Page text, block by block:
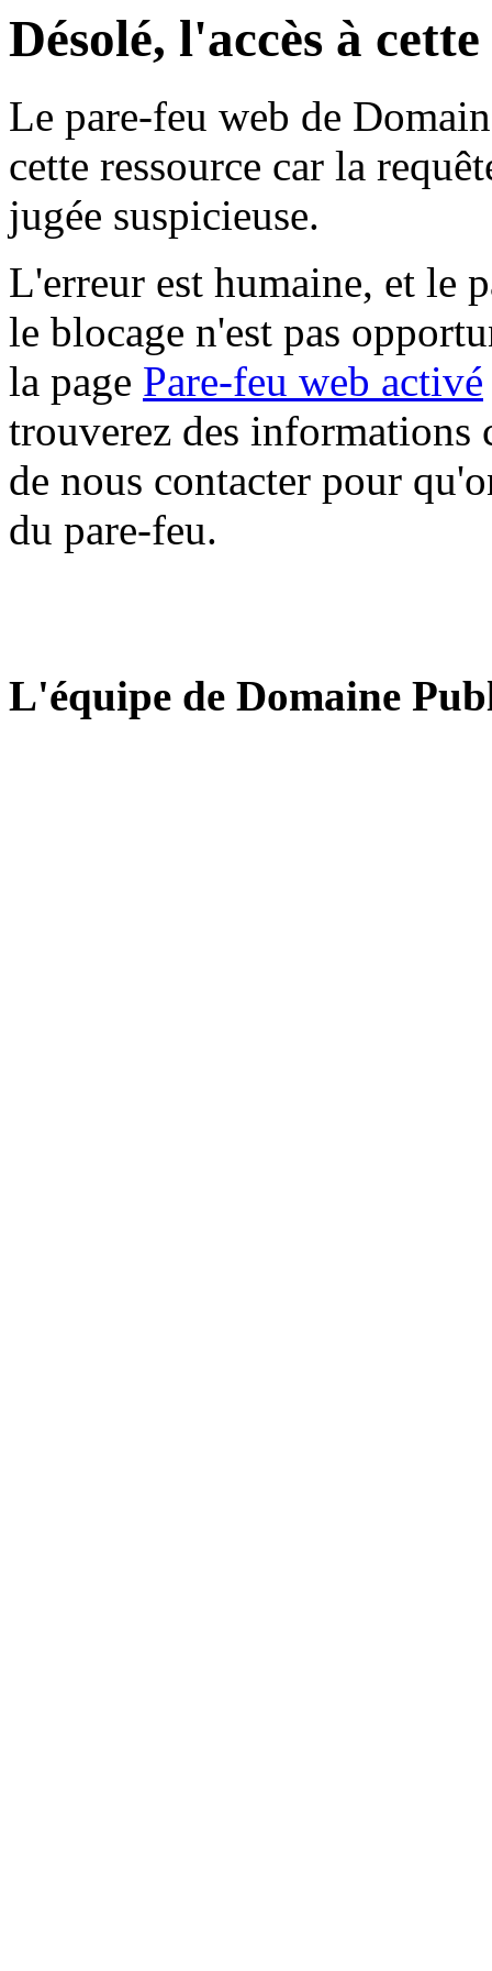
Désolé, l'accès à
Le pare-feu web de
cette ressource car la
jugée suspicieuse.
L'erreur est humaine, et le
le blocage n'est pas
la page Pare-feu web activé
trouverez des informations
de nous contacter pour
du pare-feu.
L'équipe de Domaine